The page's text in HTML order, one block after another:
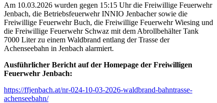
Am 10.03.2026 wurden gegen 15:15 Uhr die Freiwillige Feuerwehr
Jenbach, die Betriebsfeuerwehr INNIO Jenbacher sowie die
Freiwillige Feuerwehr Buch, die Freiwillige Feuerwehr Wiesing und
die Freiwillige Feuerwehr Schwaz mit dem Abrollbehälter Tank
7000 Liter zu einem Waldbrand entlang der Trasse der
Achenseebahn in Jenbach alarmiert.
Ausführlicher Bericht auf der Homepage der Freiwilligen
Feuerwehr Jenbach:
https://ffjenbach.at/nr-024-10-03-2026-waldbrand-bahntrasse-
achenseebahn/